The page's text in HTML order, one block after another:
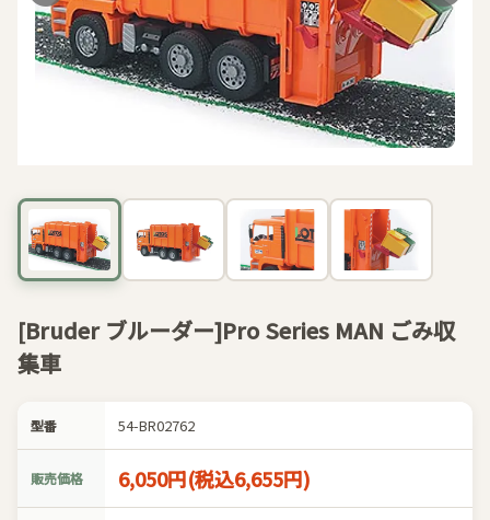
[Bruder ブルーダー]Pro Series MAN ごみ収
集車
型番 54-BR02762
販売価格 6,050円(税込6,655円)